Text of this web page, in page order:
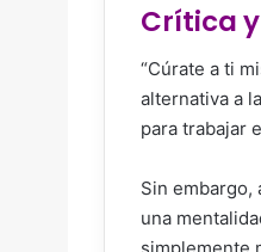
Crítica
“Cúrate a ti
alternativa a
para trabajar
Sin embargo,
una